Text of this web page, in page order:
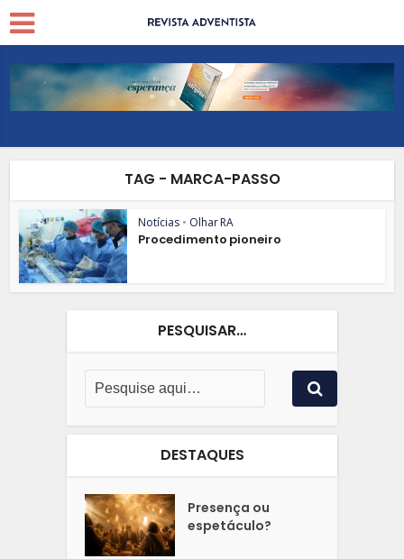
TAG - MARCA-PASSO
Notícias • Olhar RA
Procedimento pioneiro
PESQUISAR…
DESTAQUES
Presença ou
espetáculo?